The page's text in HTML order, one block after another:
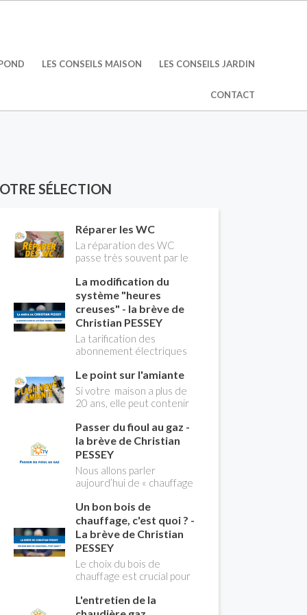
LES CONSEILS MAISON LES CONSEILS JARDIN
CONTACT
SÉLECTION
Réparer les WC
La réparation des WC
passe très souvent par le
flotteur. Tuto pour tout
vous expliquer
La modification du
système "heures
creuses" - la brève de
Christian PESSEY
La tarification des
abonnement électriques
longtemps deux
possibilités : heures
pleines, heures creuses.
Aujourd'hui Christian
PESSEY vous explique tout
ce qu'il faut savoir sur la
nouvelle modification du
système "heures creuses"
qui concerne près de 15
millions de Français !
Le point sur l'amiante
Si votre maison a plus de
20 ans, elle peut contenir
contenant de l'amiante) !
Pas de panique, on fait le
point dans notre flash
news n°3 spéciale
Amiante et ses dangers
avec Christian Pessey
Passer du fioul au gaz -
la brève de Christian
PESSEY
Nous allons parler
aujourd’hui de « chauffage
du changement d’énergie.
Nous allons aborder
l’abandon du fioul au profit
du gaz.
Un bon bois de
chauffage, c'est quoi ? -
La brève de Christian
PESSEY
Le choix du bois de
chauffage est crucial pour
rendement énergétique
L'entretien de la